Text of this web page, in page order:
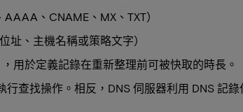
、CNAME、MX、TXT）
址、主機名稱或策略文字）
用於定義記錄在重新整理前可被快取的時長。
行查找操作。相反，DNS 伺服器利用 DNS 記